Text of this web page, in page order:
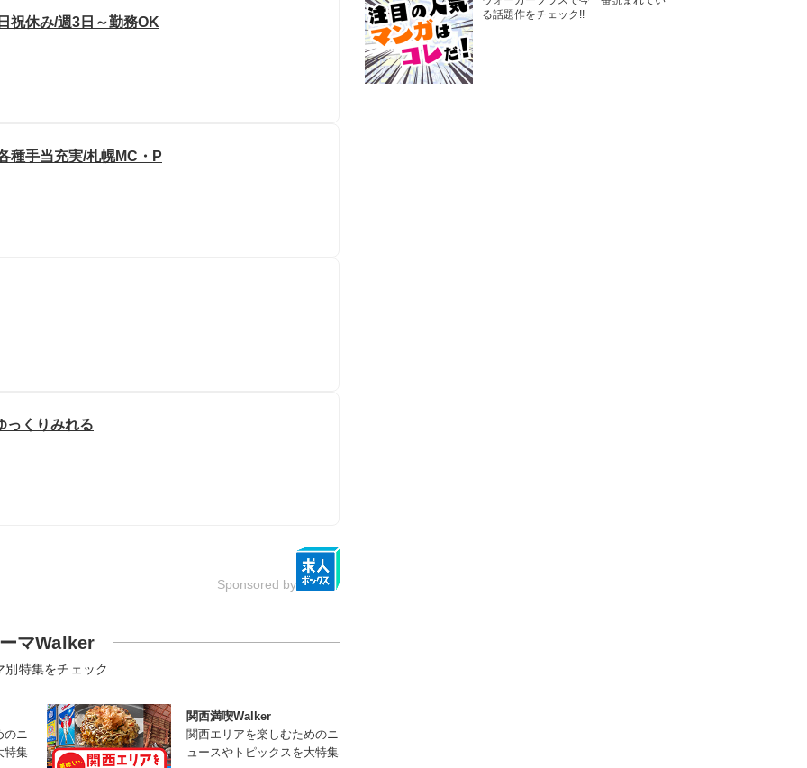
祝休み/週3日～勤務OK
種手当充実/札幌MC・P
っくりみれる
Sponsored by
マWalker
別特集をチェック
のニ
特集
関西満喫Walker
関西エリアを楽しむためのニ
ュースやトピックスを大特集
る話題作をチェック!!